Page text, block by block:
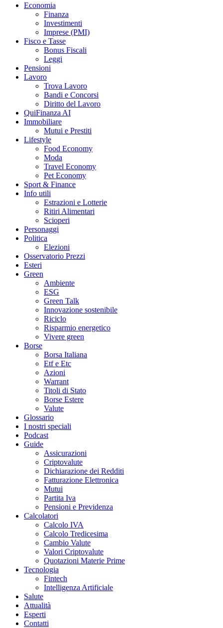
Economia
Finanza
Investimenti
Imprese (PMI)
Fisco e Tasse
Bonus Fiscali
Leggi
Pensioni
Lavoro
Trova Lavoro
Bandi e Concorsi
Diritto del Lavoro
QuiFinanza AI
Immobiliare
Mutui e Prestiti
Lifestyle
Food Economy
Moda
Travel Economy
Pet Economy
Sport & Finance
Info utili
Estrazioni e Lotterie
Ritiri Alimentari
Scioperi
Personaggi
Politica
Elezioni
Osservatorio Prezzi
Esteri
Green
Ambiente
ESG
Green Talk
Innovazione sostenibile
Riciclo
Risparmio energetico
Vivere green
Borse
Borsa Italiana
Etf e Etc
Azioni
Warrant
Titoli di Stato
Borse Estere
Valute
Glossario
I nostri speciali
Podcast
Guide
Assicurazioni
Criptovalute
Dichiarazione dei Redditi
Fatturazione Elettronica
Mutui
Partita Iva
Pensioni e Previdenza
Calcolatori
Calcolo IVA
Calcolo Tredicesima
Cambio Valute
Valori Criptovalute
Quotazioni Materie Prime
Tecnologia
Fintech
Intelligenza Artificiale
Salute
Attualità
Esperti
Contatti